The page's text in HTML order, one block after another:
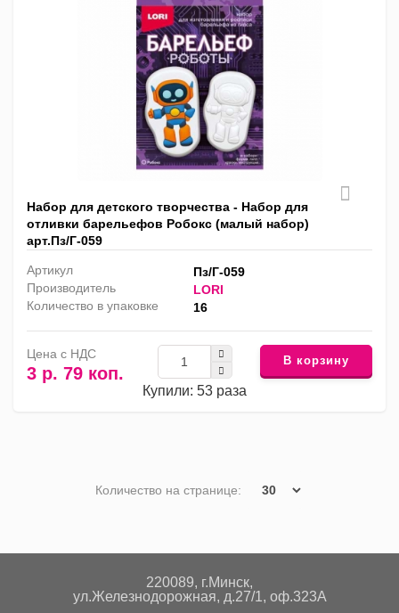
Набор для детского творчества - Набор для
отливки барельефов Робокс (малый набор)
арт.Пз/Г-059
Артикул
Пз/Г-059
Производитель
LORI
Количество в упаковке
16
Цена с НДС
3 р. 79 коп.
Купили: 53 раза
В корзину
Количество на странице:
220089, г.Минск,
ул.Железнодорожная, д.27/1, оф.323А